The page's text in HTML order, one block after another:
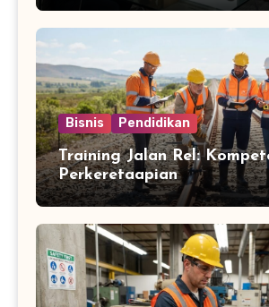
Bisnis Pendidikan
Training Jalan Rel:
Perkeretaapian